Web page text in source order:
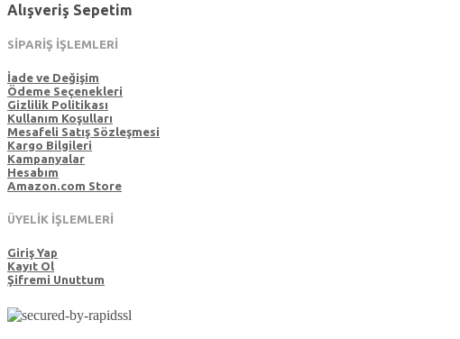
Alışveriş Sepetim
SİPARİŞ İŞLEMLERİ
İade ve Değişim
Ödeme Seçenekleri
Gizlilik Politikası
Kullanım Koşulları
Mesafeli Satış Sözleşmesi
Kargo Bilgileri
Kampanyalar
Hesabım
Amazon.com Store
ÜYELİK İŞLEMLERİ
Giriş Yap
Kayıt Ol
Şifremi Unuttum